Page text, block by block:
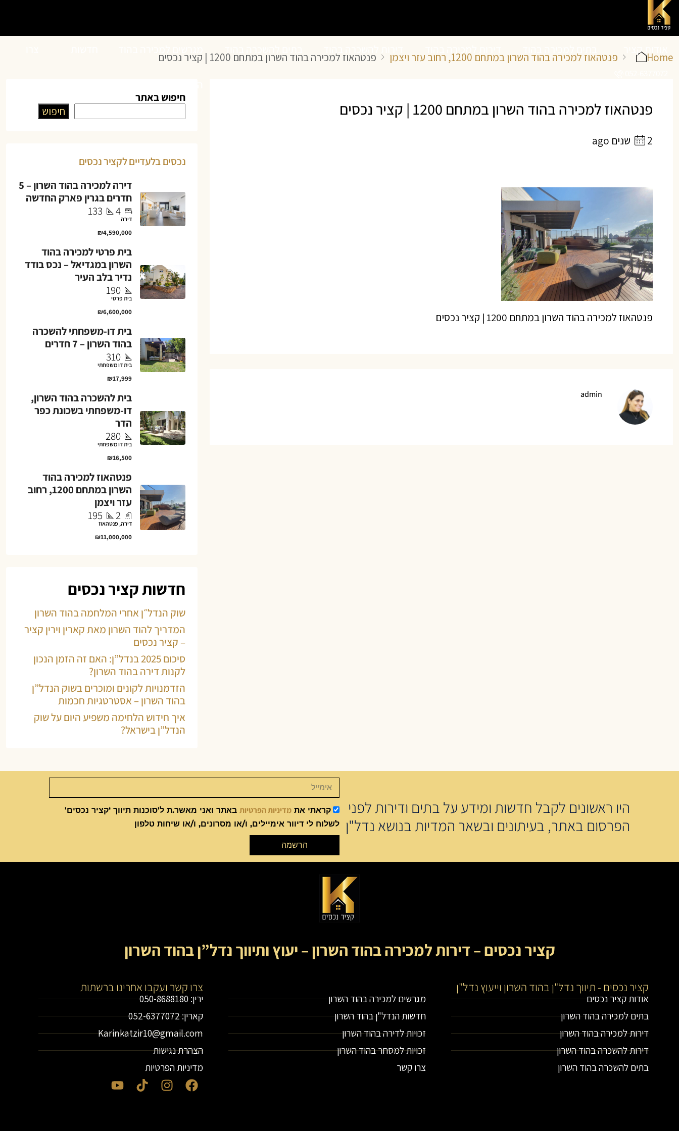
אודות קציר
Home פנטהאוז למכירה בהוד השרון במתחם 1200, רחוב עזר ויצמן פנטהאוז למכירה בהוד השרון במתחם 1200 | קציר נכסים
פנטהאוז למכירה בהוד השרון במתחם 1200 | קציר נכסים
2 שנים ago
פנטהאוז למכירה בהוד השרון במתחם 1200 | קציר נכסים
admin
חיפוש באתר
חיפוש
נכסים בלעדיים לקציר נכסים
דירה למכירה בהוד השרון – 5
חדרים בגרין פארק החדשה
4
133
דירה
₪4,590,000
בית פרטי למכירה בהוד
השרון במגדיאל – נכס בודד
נדיר בלב העיר
190
בית פרטי
₪6,600,000
בית דו-משפחתי להשכרה
בהוד השרון – 7 חדרים
310
בית דו משפחתי
₪17,999
בית להשכרה בהוד השרון,
דו-משפחתי בשכונת כפר
הדר
280
בית דו משפחתי
₪16,500
פנטהאוז למכירה בהוד
השרון במתחם 1200, רחוב
עזר ויצמן
2
195
דירה, פנטהאוז
₪11,000,000
חדשות קציר נכסים
שוק הנדל״ן אחרי המלחמה בהוד השרון
המדריך להוד השרון מאת קארין וירין קציר
– קציר נכסים
סיכום 2025 בנדל”ן: האם זה הזמן הנכון
לקנות דירה בהוד השרון?
הזדמנויות לקונים ומוכרים בשוק הנדל”ן
בהוד השרון – אסטרטגיות חכמות
איך חידוש הלחימה משפיע היום על שוק
הנדל”ן בישראל?
היו ראשונים לקבל חדשות ומידע על בתים ודירות לפני
הפרסום באתר, בעיתונים ובשאר המדיות בנושא נדל"ן
קראתי את מדיניות הפרטיות באתר ואני מאשר.ת ל'סוכנות תיווך ‘קציר נכסים'
לשלוח לי דיוור אימיילים, ו/או מסרונים, ו/או שיחות טלפון
הרשמה
קציר נכסים – דירות למכירה בהוד השרון – יעוץ ותיווך נדל”ן בהוד השרון
קציר נכסים - תיווך נדל"ן בהוד השרון וייעוץ נדל"ן
אודות קציר נכסים
בתים למכירה בהוד השרון
דירות למכירה בהוד השרון
דירות להשכרה בהוד השרון
בתים להשכרה בהוד השרון
מגרשים למכירה בהוד השרון
חדשות הנדל"ן בהוד השרון
זכויות לדירה בהוד השרון
זכויות למסחר בהוד השרון
צרו קשר
צרו קשר ועקבו אחרינו ברשתות
ירין: 050-8688180
קארין: 052-6377072
Karinkatzir10@gmail.com
הצהרת נגישות
מדיניות הפרטיות